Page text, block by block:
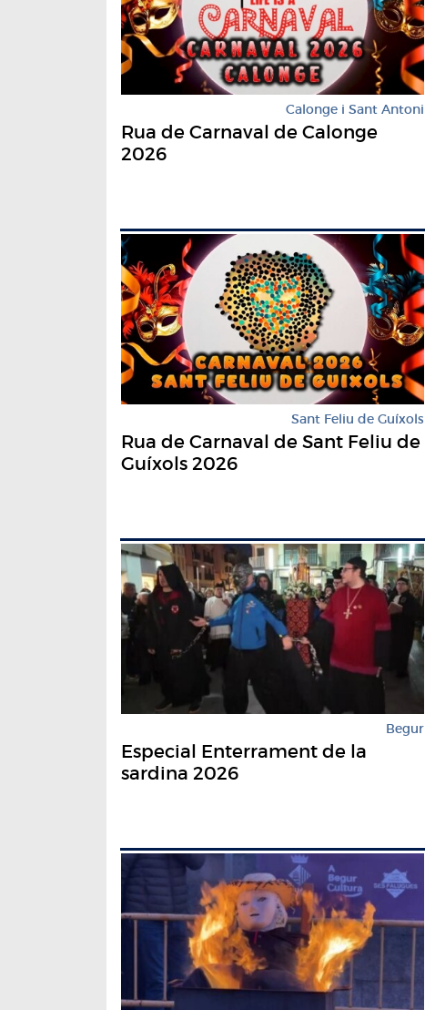
Calonge i Sant Antoni
Rua de Carnaval de Calonge
2026
Sant Feliu de Guíxols
Rua de Carnaval de Sant Feliu de
Guíxols 2026
Begur
Especial Enterrament de la
sardina 2026